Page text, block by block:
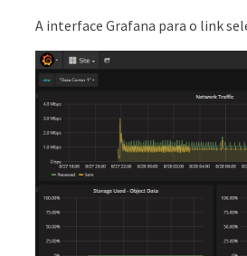
A interface Grafana para o link